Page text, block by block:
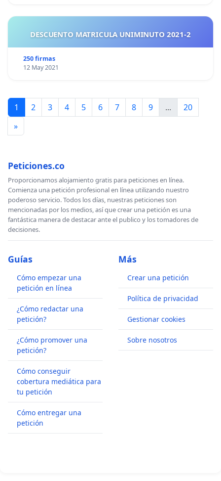
DESCUENTO MATRICULA UNIMINUTO 2021-2
250 firmas
12 May 2021
1 2 3 4 5 6 7 8 9 ...
20
»
Peticiones.co
Proporcionamos alojamiento gratis para peticiones en línea.
Comienza una petición profesional en línea utilizando nuestro
poderoso servicio. Todos los días, nuestras peticiones son
mencionadas por los medios, así que crear una petición es una
fantástica manera de destacar ante el publico y los tomadores de
decisiones.
Guías
Cómo empezar una
petición en línea
¿Cómo redactar una
petición?
¿Cómo promover una
petición?
Cómo conseguir
cobertura mediática para
tu petición
Cómo entregar una
petición
Más
Crear una petición
Política de privacidad
Gestionar cookies
Sobre nosotros